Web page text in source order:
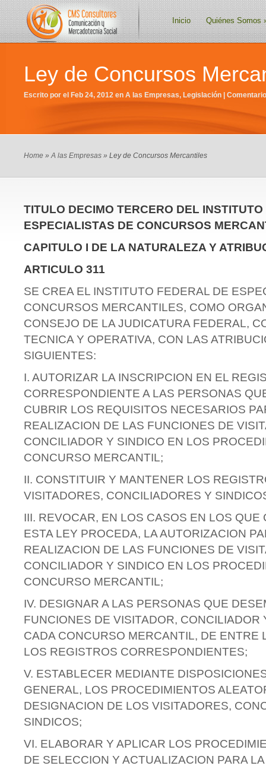
Inicio Quiénes Somos
Ley de Concursos
Escrito por el Feb 24, 2012 en A las Empresas, Legislación
Home »A las Empresas » Ley de Concursos Mercantiles
TITULO DECIMO TERCERO DEL
ESPECIALISTAS DE CONCURSOS
CAPITULO I DE LA NATURALEZA Y
ARTICULO 311
SE CREA EL INSTITUTO FEDERAL DE
CONCURSOS MERCANTILES, COMO
CONSEJO DE LA JUDICATURA FEDERAL,
TECNICA Y OPERATIVA, CON LAS
SIGUIENTES:
I. AUTORIZAR LA INSCRIPCION EN EL
CORRESPONDIENTE A LAS PERSONAS
CUBRIR LOS REQUISITOS NECESARIOS
REALIZACION DE LAS FUNCIONES DE
CONCILIADOR Y SINDICO EN LOS
CONCURSO MERCANTIL;
II. CONSTITUIR Y MANTENER LOS
VISITADORES, CONCILIADORES Y
III. REVOCAR, EN LOS CASOS EN LOS QUE
ESTA LEY PROCEDA, LA AUTORIZACION
REALIZACION DE LAS FUNCIONES DE
CONCILIADOR Y SINDICO EN LOS
CONCURSO MERCANTIL;
IV. DESIGNAR A LAS PERSONAS QUE
FUNCIONES DE VISITADOR, CONCILIADOR
CADA CONCURSO MERCANTIL, DE ENTRE
LOS REGISTROS CORRESPONDIENTES;
V. ESTABLECER MEDIANTE
GENERAL, LOS PROCEDIMIENTOS
DESIGNACION DE LOS VISITADORES,
SINDICOS;
VI. ELABORAR Y APLICAR LOS
DE SELECCION Y ACTUALIZACION PARA